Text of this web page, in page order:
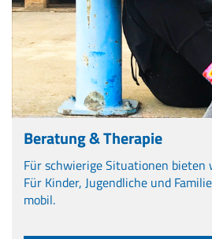
Beratung & Therapie
Für schwierige Situationen
Für Kinder, Jugendliche und
mobil.